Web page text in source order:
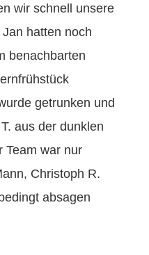
wir schnell unsere
hatten noch
benachbarten
getrunken und
aus der dunklen
Team war nur
Christoph R.
absagen